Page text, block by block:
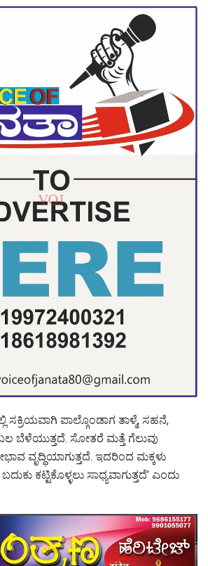
ಸಕ್ರಿಯವಾಗಿ ಪಾಲ್ಗೊಂಡಾಗ ತಾಳ್ಮೆ, ಸಹನೆ,
ಬೆಳೆಯುತ್ತದೆ. ಸೋತರೆ ಮತ್ತೆ ಗೆಲುವು
ವೃದ್ಧಿಯಾಗುತ್ತದೆ. ಇದರಿಂದ ಮಕ್ಕಳು
ಕಟ್ಟಿಕೊಳ್ಳಲು ಸಾಧ್ಯವಾಗುತ್ತದೆ’ ಎಂದು